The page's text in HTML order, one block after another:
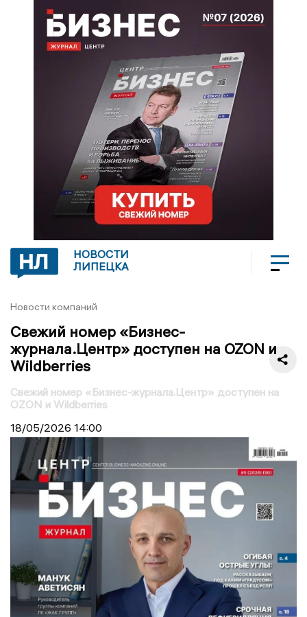
НОВОСТИ
ЛИПЕЦКА
Новости компаний
Свежий номер «Бизнес-
журнала.Центр» доступен на OZON и
Wildberries
Свежий номер «Бизнес-журнала.Центр» доступен на
OZON и Wildberries
18/05/2026 14:00